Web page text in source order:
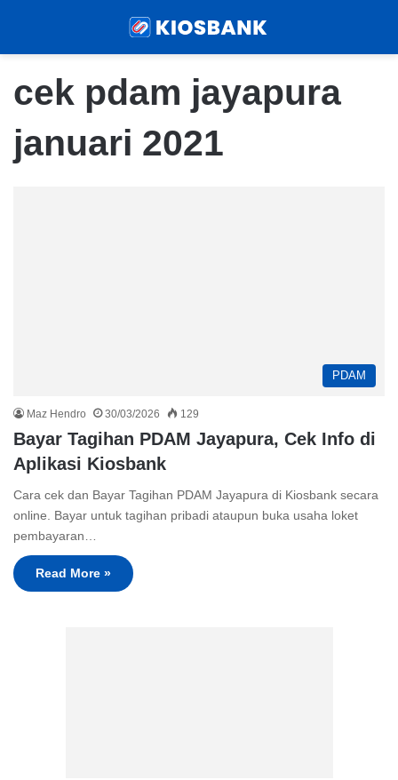
cek pdam jayapura
januari 2021
PDAM
Maz Hendro 30/03/2026 129
Bayar Tagihan PDAM Jayapura, Cek Info di
Aplikasi Kiosbank
Cara cek dan Bayar Tagihan PDAM Jayapura di Kiosbank secara
online. Bayar untuk tagihan pribadi ataupun buka usaha loket
pembayaran…
Read More »